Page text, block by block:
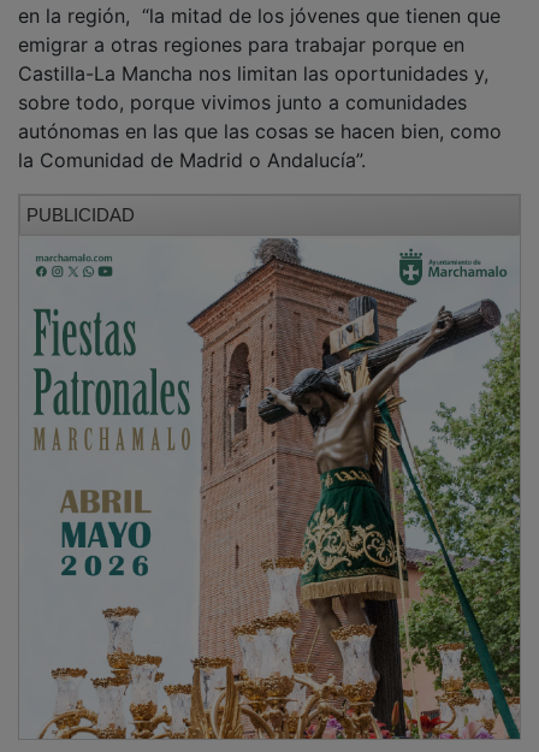
en la región, “la mitad de los jóvenes que tienen que
emigrar a otras regiones para trabajar porque en
Castilla-La Mancha nos limitan las oportunidades y,
sobre todo, porque vivimos junto a comunidades
autónomas en las que las cosas se hacen bien, como
la Comunidad de Madrid o Andalucía”.
PUBLICIDAD